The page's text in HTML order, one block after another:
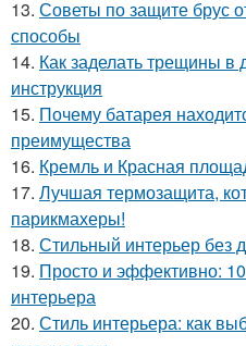
13. Советы по защите брус
способы
14. Как заделать трещины в
инструкция
15. Почему батарея
преимущества
16. Кремль и Красная
17. Лучшая термозащита,
парикмахеры!
18. Стильный интерьер без
19. Просто и эффективно:
интерьера
20. Стиль интерьера: как